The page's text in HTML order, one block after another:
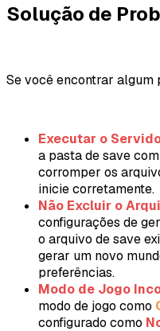
Solução de
Se você encontrar algum
Executar o
a pasta de save
corromper os
inicie corretamente.
Não Excluir o
configurações de
o arquivo de save
gerar um novo
preferências.
Modo de Jogo
modo de jogo como
configurado como